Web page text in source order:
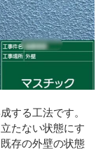
する工法です。
たない状態にす
存の外壁の状態